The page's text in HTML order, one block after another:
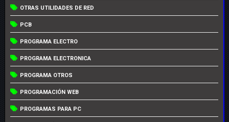
OTRAS UTILIDADES DE RED
PCB
PROGRAMA ELECTRO
PROGRAMA ELECTRONICA
PROGRAMA OTROS
PROGRAMACIÓN WEB
PROGRAMAS PARA PC